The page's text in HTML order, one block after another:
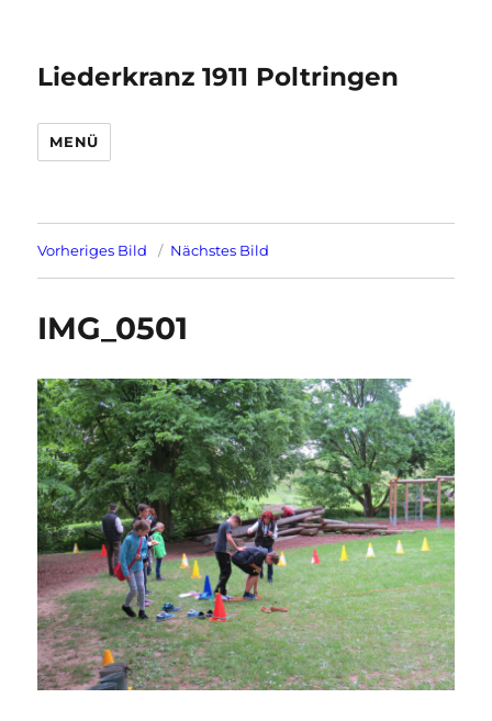
Liederkranz 1911 Poltringen
MENÜ
Vorheriges Bild Nächstes Bild
IMG_0501